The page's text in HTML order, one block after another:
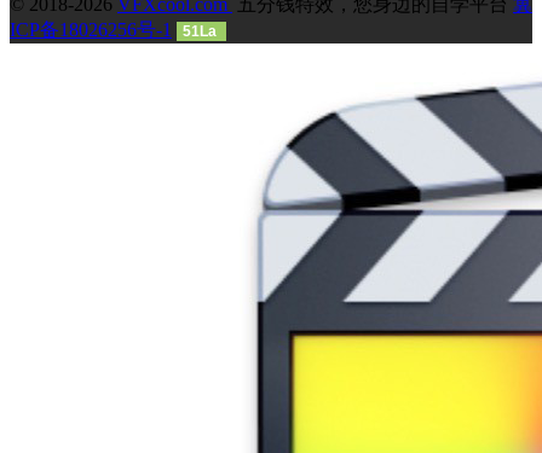
ICP备18026256号-1
51La